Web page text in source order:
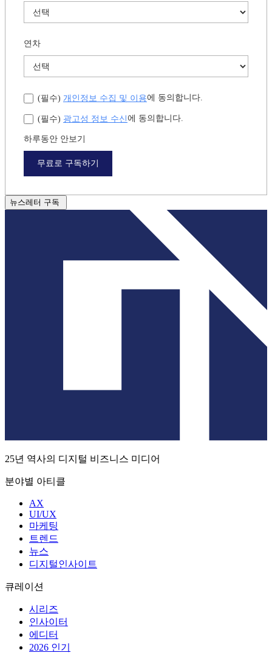
연차
(필수) 개인정보 수집 및 이용에 동의합니다.
(필수) 광고성 정보 수신에 동의합니다.
하루동안 안보기
무료로 구독하기
뉴스레터 구독
25년 역사의 디지털 비즈니스 미디어
분야별 아티클
AX
UI/UX
마케팅
트렌드
뉴스
디지털인사이트
큐레이션
시리즈
인사이터
에디터
2026 인기